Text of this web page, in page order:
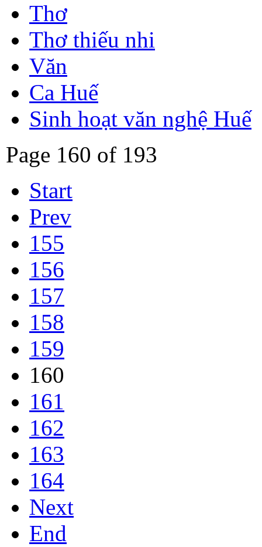
Thơ
Thơ thiếu nhi
Văn
Ca Huế
Sinh hoạt văn nghệ Huế
Page 160 of 193
Start
Prev
155
156
157
158
159
160
161
162
163
164
Next
End